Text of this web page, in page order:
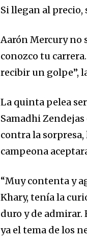
Si llegan al precio,
Aarón Mercury no
conozco tu
recibir un golpe”,
La quinta pelea
Samadhi
contra la
campeona
“Muy contenta y
Khary, tenía la
duro y de admirar.
ya el tema de los